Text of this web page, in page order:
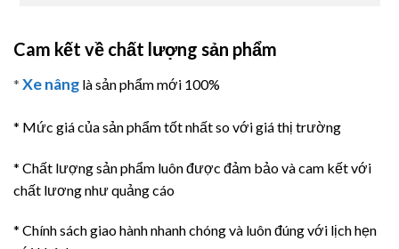
Cam kết về chất lượng sản phẩm
* Xe nâng là sản phẩm mới 100%
* Mức giá của sản phẩm tốt nhất so với giá thị trường
* Chất lượng sản phẩm luôn được đảm bảo và cam kết với
chất lương như quảng cáo
* Chính sách giao hành nhanh chóng và luôn đúng với lịch hẹn